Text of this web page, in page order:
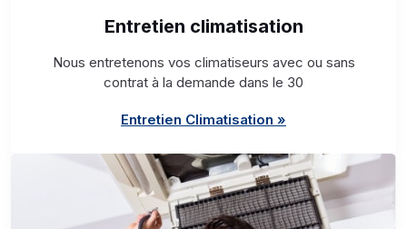
Entretien climatisation
Nous entretenons vos climatiseurs avec ou sans
contrat à la demande dans le 30
Entretien Climatisation »